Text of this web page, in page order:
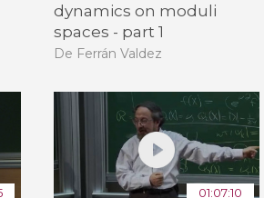
dynamics on moduli
spaces - part 1
De Ferrán Valdez
01:07:10